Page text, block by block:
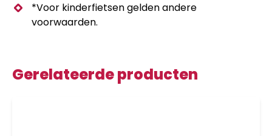
*Voor kinderfietsen gelden andere
voorwaarden.
Gerelateerde producten